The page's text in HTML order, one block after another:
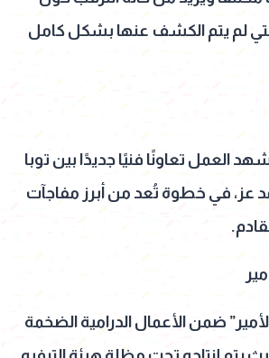
لم يتم الكشف عنها بشكل كامل
العمل تعاونًا فنيًا جديدًا بين توبا
عز، في خطوة تُعد من أبرز مفاجآت
ضمن الأعمال الدرامية الضخمة